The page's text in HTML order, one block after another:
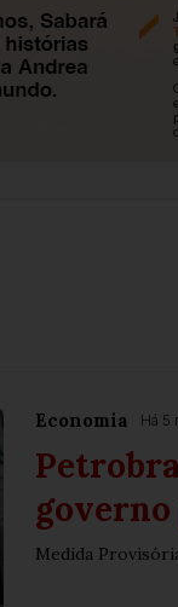
Economia Há 5
Medida